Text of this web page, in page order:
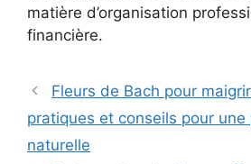
matière d’organisation
financière.
Fleurs de Bach pour
pratiques et conseils pour
naturelle